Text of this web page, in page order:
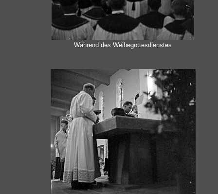
Während des Weihegottesdienstes